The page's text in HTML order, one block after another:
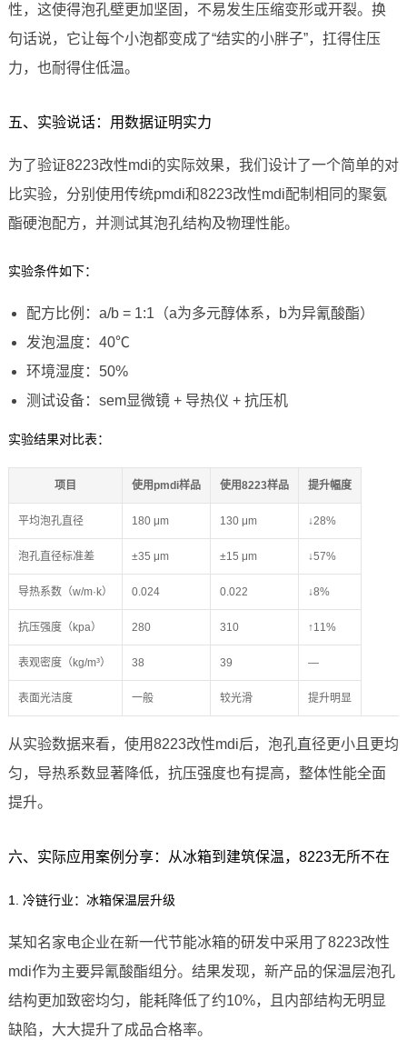
性，这使得泡孔壁更加坚固，不易发生压缩变形或开裂。换
句话说，它让每个小泡都变成了“结实的小胖子”，扛得住压
力，也耐得住低温。
五、实验说话：用数据证明实力
为了验证8223改性mdi的实际效果，我们设计了一个简单的对
比实验，分别使用传统pmdi和8223改性mdi配制相同的聚氨
酯硬泡配方，并测试其泡孔结构及物理性能。
实验条件如下：
配方比例：a/b = 1:1（a为多元醇体系，b为异氰酸酯）
发泡温度：40℃
环境湿度：50%
测试设备：sem显微镜 + 导热仪 + 抗压机
实验结果对比表：
项目 使用pmdi样品 使用8223样品 提升幅度
平均泡孔直径 180 μm 130 μm ↓28%
泡孔直径标准差 ±35 μm ±15 μm ↓57%
导热系数（w/m·k） 0.024 0.022 ↓8%
抗压强度（kpa） 280 310 ↑11%
表观密度（kg/m³） 38 39 —
表面光洁度 一般 较光滑 提升明显
从实验数据来看，使用8223改性mdi后，泡孔直径更小且更均
匀，导热系数显著降低，抗压强度也有提高，整体性能全面
提升。
六、实际应用案例分享：从冰箱到建筑保温，8223无所不在
1. 冷链行业：冰箱保温层升级
某知名家电企业在新一代节能冰箱的研发中采用了8223改性
mdi作为主要异氰酸酯组分。结果发现，新产品的保温层泡孔
结构更加致密均匀，能耗降低了约10%，且内部结构无明显
缺陷，大大提升了成品合格率。